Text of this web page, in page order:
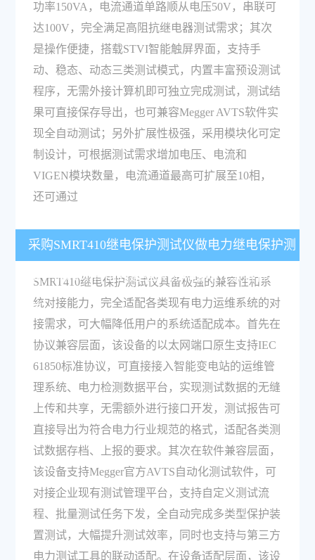
功率150VA，电流通道单路顺从电压50V，串联可
达100V，完全满足高阻抗继电器测试需求；其次
是操作便捷，搭载STVI智能触屏界面，支持手
动、稳态、动态三类测试模式，内置丰富预设测试
程序，无需外接计算机即可独立完成测试，测试结
果可直接保存导出，也可兼容Megger AVTS软件实
现全自动测试；另外扩展性极强，采用模块化可定
制设计，可根据测试需求增加电压、电流和
VIGEN模块数量，电流通道最高可扩展至10相，
还可通过
采购SMRT410继电保护测试仪做电力继电保护测
试，能和现有电力运维系统对接吗，兼容性怎么
样？
SMRT410继电保护测试仪具备极强的兼容性和系
统对接能力，完全适配各类现有电力运维系统的对
接需求，可大幅降低用户的系统适配成本。首先在
协议兼容层面，该设备的以太网端口原生支持IEC
61850标准协议，可直接接入智能变电站的运维管
理系统、电力检测数据平台，实现测试数据的无缝
上传和共享，无需额外进行接口开发，测试报告可
直接导出为符合电力行业规范的格式，适配各类测
试数据存档、上报的要求。其次在软件兼容层面，
该设备支持Megger官方AVTS自动化测试软件，可
对接企业现有测试管理平台，支持自定义测试流
程、批量测试任务下发，全自动完成多类型保护装
置测试，大幅提升测试效率，同时也支持与第三方
电力测试工具的联动适配。在设备适配层面，该设